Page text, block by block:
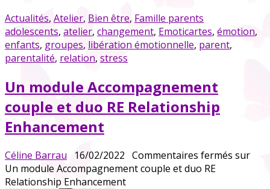
Actualités, Atelier, Bien être, Famille parents
adolescents, atelier, changement, Emoticartes, émotion,
enfants, groupes, libération émotionnelle, parent,
parentalité, relation, stress
Un module Accompagnement
couple et duo RE Relationship
Enhancement
Céline Barrau 16/02/2022 Commentaires fermés sur
Un module Accompagnement couple et duo RE
Relationship Enhancement